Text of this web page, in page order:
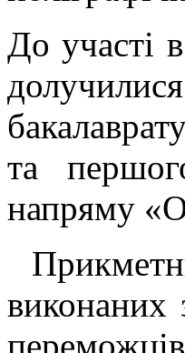
До участі
та
напряму
виконаних